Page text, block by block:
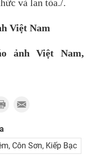
và lan tỏa./.
Việt Nam
ảnh Việt Nam,
Côn Sơn, Kiếp Bạc